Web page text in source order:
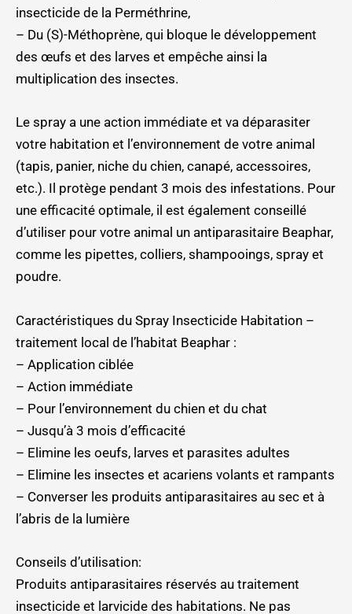
insecticide de la Perméthrine,
– Du (S)-Méthoprène, qui bloque le développement
des œufs et des larves et empêche ainsi la
multiplication des insectes.
Le spray a une action immédiate et va déparasiter
votre habitation et l’environnement de votre animal
(tapis, panier, niche du chien, canapé, accessoires,
etc.). Il protège pendant 3 mois des infestations. Pour
une efficacité optimale, il est également conseillé
d’utiliser pour votre animal un antiparasitaire Beaphar,
comme les pipettes, colliers, shampooings, spray et
poudre.
Caractéristiques du Spray Insecticide Habitation –
traitement local de l’habitat Beaphar :
– Application ciblée
– Action immédiate
– Pour l’environnement du chien et du chat
– Jusqu’à 3 mois d’efficacité
– Elimine les oeufs, larves et parasites adultes
– Elimine les insectes et acariens volants et rampants
– Converser les produits antiparasitaires au sec et à
l’abris de la lumière
Conseils d’utilisation:
Produits antiparasitaires réservés au traitement
insecticide et larvicide des habitations. Ne pas